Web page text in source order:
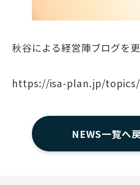
秋谷による経営陣ブログを
https://isa-plan.jp/
NEWS一覧へ